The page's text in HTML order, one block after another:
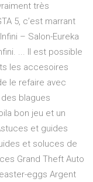
très
5, c’est marrant
– Salon-Eureka
... Il est possible
les accesoires
le refaire avec
blagues
bon jeu et un
et guides
et soluces de
Grand Theft Auto
eggs Argent